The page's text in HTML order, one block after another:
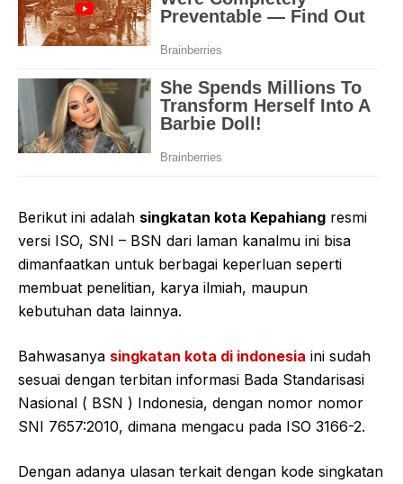
Berikut ini adalah singkatan kota Kepahiang resmi
versi ISO, SNI – BSN dari laman kanalmu ini bisa
dimanfaatkan untuk berbagai keperluan seperti
membuat penelitian, karya ilmiah, maupun
kebutuhan data lainnya.
Bahwasanya singkatan kota di indonesia ini sudah
sesuai dengan terbitan informasi Bada Standarisasi
Nasional ( BSN ) Indonesia, dengan nomor nomor
SNI 7657:2010, dimana mengacu pada ISO 3166-2.
Dengan adanya ulasan terkait dengan kode singkatan